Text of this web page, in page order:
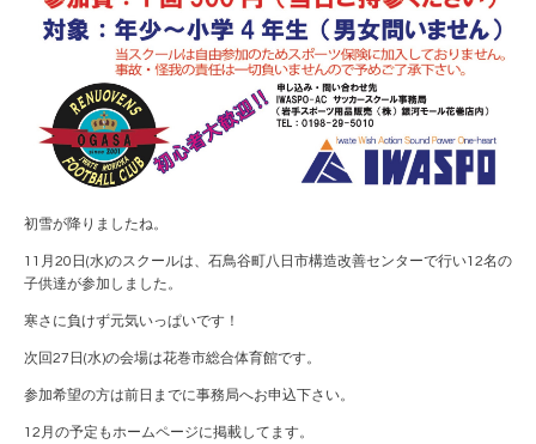
初雪が降りましたね。
11月20日(水)のスクールは、石鳥谷町八日市構造改善センターで行い12名の
子供達が参加しました。
寒さに負けず元気いっぱいです！
次回27日(水)の会場は花巻市総合体育館です。
参加希望の方は前日までに事務局へお申込下さい。
12月の予定もホームページに掲載してます。